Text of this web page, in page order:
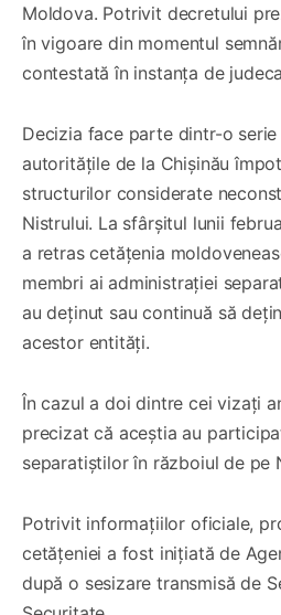
Moldova. Potrivit decretului
în vigoare din momentul
contestată în instanța de
Decizia face parte dintr-o
autoritățile de la Chișinău
structurilor considerate
Nistrului. La sfârșitul lunii
a retras cetățenia
membri ai administrației
au deținut sau continuă să
acestor entități.
În cazul a doi dintre cei vizați
precizat că aceștia au
separatiștilor în războiul de pe
Potrivit informațiilor oficiale,
cetățeniei a fost inițiată de
după o sesizare transmisă de